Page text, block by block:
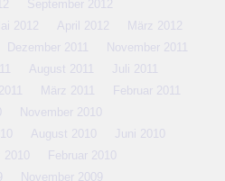
September 2012
2012 April 2012
März 2012
Dezember 2011
November 2011
August 2011
Juli 2011
März 2011
Februar 2011
November 2010
August 2010
Juni 2010
2010
Februar 2010
November 2009